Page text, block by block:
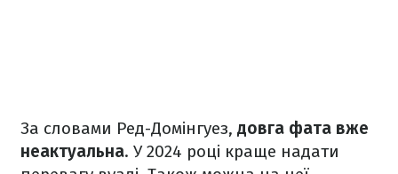
За словами Ред-Домінгуез, довга фата вже
неактуальна. У 2024 році краще надати